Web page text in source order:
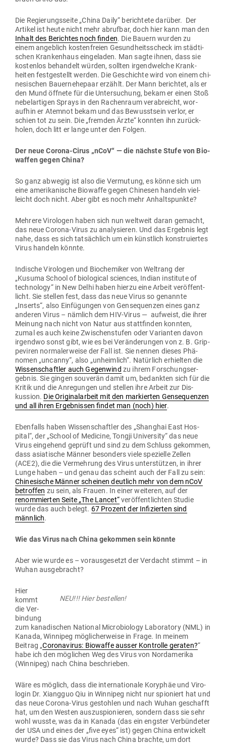
Die Regie­rungs­seite „China Daily“ berichtete darüber. Der
Artikel ist heute nicht mehr abrufbar, doch hier kann man den
Inhalt des Berichtes noch finden. Die Bauern wurden zu
einem angeblich kos­ten­freien Gesund­heits­scheck im städ­ti­
schen Kran­kenhaus ein­ge­laden. Man sagte ihnen, dass sie
kos­tenlos behandelt würden, sollten irgend­welche Krank­
heiten fest­ge­stellt werden. Die Geschichte wird von einem chi­
ne­si­schen Bau­ern­ehepaar erzählt. Der Mann berichtet, als er
den Mund öffnete für die Unter­su­chung, bekam er einen Stoß
nebel­ar­tigen Sprays in den Rachenraum ver­ab­reicht, wor­
aufhin er Atemnot bekam und das Bewusstsein verlor, er
schien tot zu sein. Die „fremden Ärzte“ konnten ihn zurück­
holen, doch litt er lange unter den Folgen.
Der neue Corona-Cirus „nCoV“ — die nächste Stufe von Bio­
waffen gegen China?
So ganz abwegig ist also die Ver­mutung, es könne sich um
eine ame­ri­ka­nische Bio­waffe gegen Chi­nesen handeln viel­
leicht doch nicht. Aber gibt es noch mehr Anhaltspunkte?
Mehrere Viro­logen haben sich nun weltweit daran gemacht,
das neue Corona-Virus zu ana­ly­sieren. Und das Ergebnis legt
nahe, dass es sich tat­sächlich um ein künstlich kon­stru­iertes
Virus handeln könnte.
Indische Viro­logen und Bio­che­miker von Weltrang der
„Kusuma School of bio­lo­gical sci­ences, Indian institute of
tech­nology“ in New Delhi haben hierzu eine Arbeit ver­öf­fent­
licht. Sie stellen fest, dass das neue Virus so genannte
„Inserts“, also Ein­fü­gungen von Gen­se­quenzen eines ganz
anderen Virus – nämlich dem HIV-Virus — auf­weist, die ihrer
Meinung nach nicht von Natur aus statt­finden konnten,
zumal es auch keine Zwi­schen­stufen oder Vari­anten davon
irgendwo sonst gibt, wie es bei Ver­än­de­rungen von z. B. Grip­
pe­viren nor­ma­ler­weise der Fall ist. Sie nennen dieses Phä­
nomen „uncanny“, also „unheimlich“. Natürlich erhielten die
Wis­sen­schaftler auch Gegenwind zu ihrem For­schungs­er­
gebnis. Sie gingen sou­verän damit um, bedankten sich für die
Kritik und die Anre­gungen und stellen ihre Arbeit zur Dis­
kussion. Die Ori­gi­nal­arbeit mit den mar­kierten Gen­se­quenzen
und all ihren Ergeb­nissen findet man (noch) hier.
Eben­falls haben Wis­sen­schaftler des „Shanghai East Hos­
pital“, der „School of Medicine, Tongji Uni­versity“ das neue
Virus ein­gehend geprüft und sind zu dem Schluss gekommen,
dass asia­tische Männer besonders viele spe­zielle Zellen
(ACE2), die die Ver­mehrung des Virus unter­stützen, in ihrer
Lunge haben – und genau das scheint auch der Fall zu sein:
Chine­sische Männer scheinen deutlich mehr von dem nCoV
betroffen zu sein, als Frauen. In einer wei­teren, auf der
renom­mierten Seite „The Lancet“ver­öf­fent­lichten Studie
wurde das auch belegt. 67 Prozent der Infi­zierten sind
männlich.
Wie das Virus nach China gekommen sein könnte
Aber wie wurde es – vor­aus­ge­setzt der Ver­dacht stimmt – in
Wuhan ausgebracht?
NEU!!! Hier bestellen!
Hier
kommt
die Ver­
bindung
zum kana­di­schen National Micro­biology Labo­ratory (NML) in
Kanada, Win­nipeg mög­li­cher­weise in Frage. In meinem
Beitrag „Coro­na­virus: Bio­waffe ausser Kon­trolle geraten?“
habe ich den mög­lichen Weg des Virus von Nord­amerika
(Win­nipeg) nach China beschrieben.
Wäre es möglich, dass die inter­na­tionale Koryphäe und Viro­
login Dr. Xiangguo Qiu in Win­nipeg nicht nur spio­niert hat und
das neue Corona-Virus gestohlen und nach Wuhan geschafft
hat, um den Westen aus­zu­spio­nieren, sondern dass sie sehr
wohl wusste, was da in Kanada (das ein engster Ver­bün­deter
der USA und eines der „five eyes“ ist) gegen China ent­wi­ckelt
wurde? Dass sie das Virus nach China brachte, um dort